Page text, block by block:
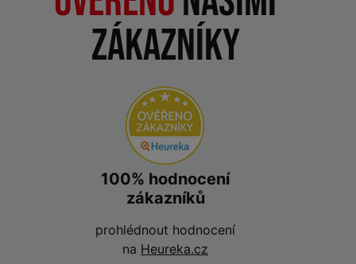
zákazníky
100% hodnocení
zákazníků
prohlédnout hodnocení
na Heureka.cz